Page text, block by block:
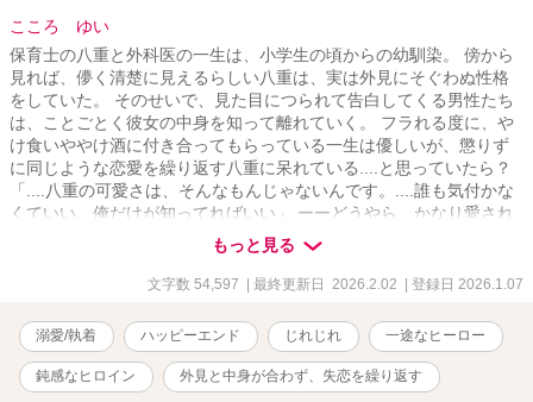
こころ ゆい
保育士の八重と外科医の一生は、小学生の頃からの幼馴染。 傍から
見れば、儚く清楚に見えるらしい八重は、実は外見にそぐわぬ性格
をしていた。 そのせいで、見た目につられて告白してくる男性たち
は、ことごとく彼女の中身を知って離れていく。 フラれる度に、や
け食いややけ酒に付き合ってもらっている一生は優しいが、懲りず
に同じような恋愛を繰り返す八重に呆れている....と思っていたら？
「....八重の可愛さは、そんなもんじゃないんです。....誰も気付かな
くていい。俺だけが知ってればいい」 ーーどうやら、かなり愛され
ていたようです？ ※じれじれ・執着・溺愛 ラブストーリー。🌱 ※こ
の物語は、全て作者の想像で描かれたフィクションです。実際の場
所・建物・人物とは関係ありません。🌱 ※作品の無断転載、AI学習
writing for any purposes, including for AI）
もっと見る
文字数 54,597 | 最終更新日 2026.2.02 | 登録日 2026.1.07
溺愛/執着 ハッピーエンド じれじれ 一途なヒーロー
鈍感なヒロイン 外見と中身が合わず、失恋を繰り返す